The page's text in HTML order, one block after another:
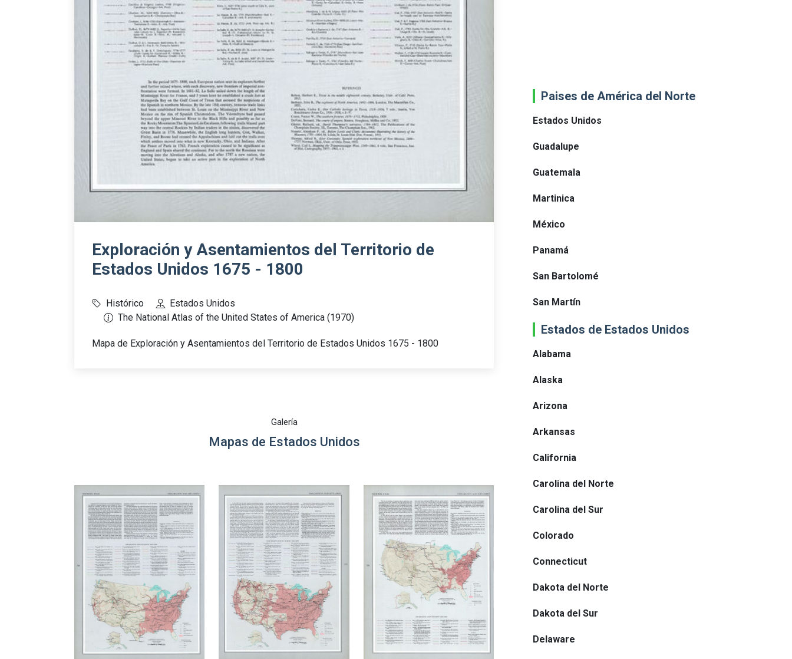
Exploración y Asentamientos del Territorio de
Estados Unidos 1675 - 1800
Histórico
Estados Unidos
The National Atlas of the United States of America (1970)
Mapa de Exploración y Asentamientos del Territorio de Estados Unidos 1675 - 1800
Galería
Mapas de Estados Unidos
Paises de América del Norte
Estados Unidos
Guadalupe
Guatemala
Martinica
México
Panamá
San Bartolomé
San Martín
Estados de Estados Unidos
Alabama
Alaska
Arizona
Arkansas
California
Carolina del Norte
Carolina del Sur
Colorado
Connecticut
Dakota del Norte
Dakota del Sur
Delaware